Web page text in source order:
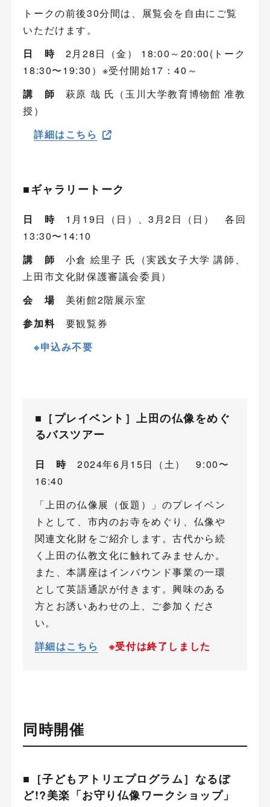
トークの前後30分間は、展覧会を自由にご覧
いただけます。
日 時 2月28日（金） 18:00～20:00(トーク
18:30〜19:30）※受付開始17：40～
講 師 萩原 哉 氏（玉川大学教育博物館 准教
授）
詳細はこちら
■ギャラリートーク
日 時 1月19日（日）、3月2日（日） 各回
13:30〜14:10
講 師 小倉 絵里子 氏（実践女子大学 講師、
上田市文化財保護審議会委員）
会 場 美術館2階展示室
参加料 要観覧券
※申込み不要
■ ［プレイベント］上田の仏像をめぐ
るバスツアー
日 時 2024年6月15日（土） 9:00〜
16:40
「上田の仏像展（仮題）」のプレイベン
トとして、市内のお寺をめぐり、仏像や
関連文化財をご紹介します。古代から続
く上田の仏教文化に触れてみませんか。
また、本講座はインバウンド事業の一環
として英語通訳が付きます。興味のある
方とお誘いあわせの上、ご参加くださ
い。
詳細はこちら
※受付は終了しました
同時開催
■ ［子どもアトリエプログラム］なるぼ
ど!?美楽「お守り仏像ワークショップ」